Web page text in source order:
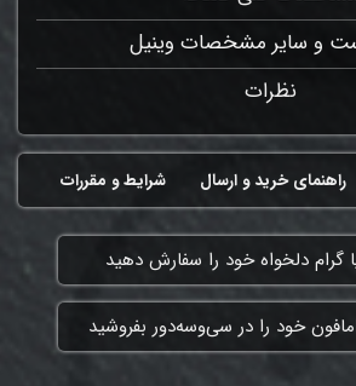
و سایر مشخصات وینیل
نظرات
شرایط و مقررات راهنمای خرید و ارسال
گرام دلخواه خود را سفارش دهید
خود را در سی‌وسه‌دور بفروشید